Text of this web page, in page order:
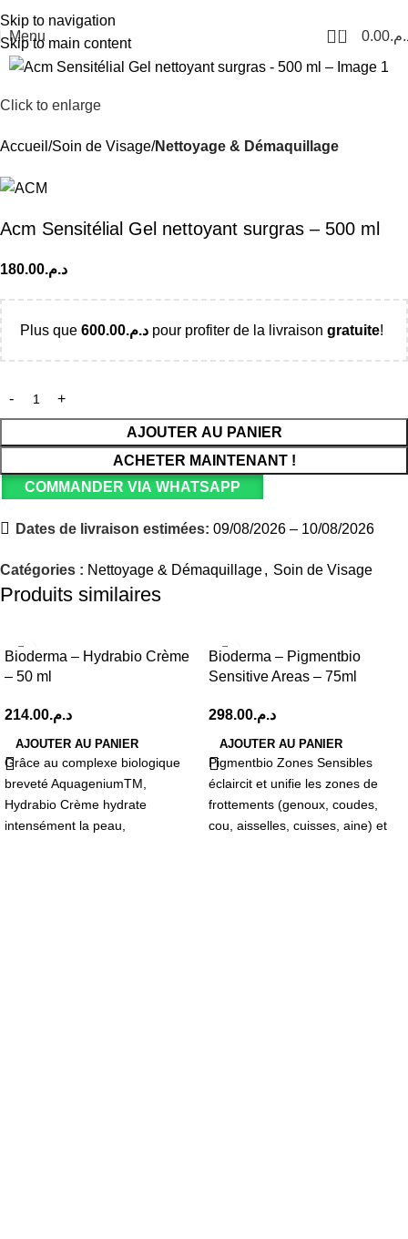
Skip to navigation
Skip to main content
Menu 0 0.00
Click to enlarge
Accueil Soin de Visage Nettoyage & Démaquillage
Acm Sensitélial Gel nettoyant surgras – 500 ml
د.م.180.00
Plus que د.م.600.00 pour profiter de la livraison gratuite!
AJOUTER AU PANIER
ACHETER MAINTENANT !
COMMANDER VIA WHATSAPP
Dates de livraison estimées: 09/08/2026 – 10/08/2026
Catégories : Nettoyage & Démaquillage, Soin de Visage
Produits similaires
Bioderma – Hydrabio Crème
– 50 ml
د.م.214.00
AJOUTER AU PANIER
Grâce au complexe biologique
breveté AquageniumTM,
Hydrabio Crème hydrate
intensément la peau,
Bioderma – Pigmentbio
Sensitive Areas – 75ml
د.م.298.00
AJOUTER AU PANIER
Pigmentbio Zones Sensibles
éclaircit et unifie les zones de
frottements (genoux, coudes,
cou, aisselles, cuisses, aine) et